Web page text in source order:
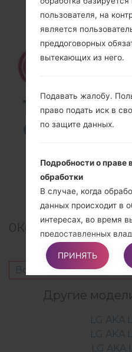
How to Hard
0Комментарии
Войдитечтобы
Другие
LG AKA
LG AKA
LG AKA
пользователя, на
является
преддоговорных
вытекающих из него.
Подавать жалобу.
право подать иск в
по защите данных.
Подробности о праве
обработки
В случае, когда
данных происходит в
интересах, во время
предоставленных
полномочий, или для
интересов владельца,
выступать против
предоставляя
конкретной
такое возражение.
ПРИНЯТЬ